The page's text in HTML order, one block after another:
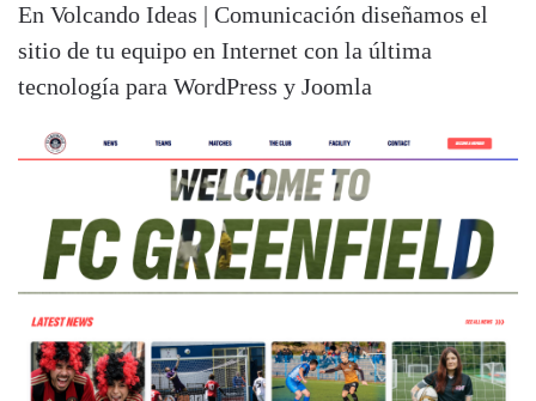
En Volcando Ideas | Comunicación diseñamos el
sitio de tu equipo en Internet con la última
tecnología para WordPress y Joomla